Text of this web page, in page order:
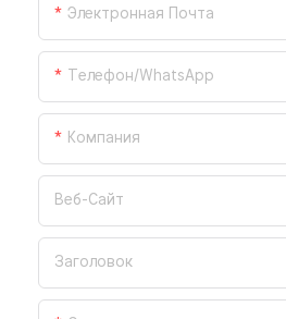
Электронная Почта
Телефон/WhatsApp
Компания
Веб-Сайт
Заголовок